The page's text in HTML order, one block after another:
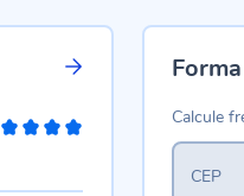
Calcule
CEP